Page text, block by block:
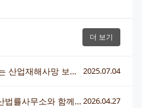
더 보기
서산산재변호사가 알려드리는 산업재해사망 보상 완벽 가이드 2025.07.04
산재보험법 관련 궁금증, 부산법률사무소와 함께 알기 쉽게 해결해요 2026.04.27